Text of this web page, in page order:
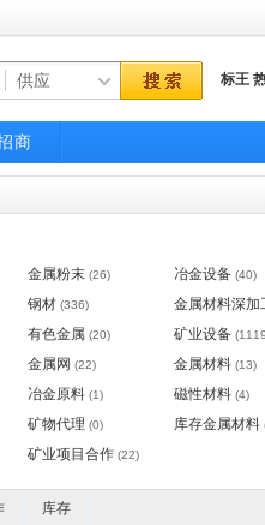
标王
商
金属粉末 (26) 冶金设备 (40)
钢材 (336) 金属材料深加
有色金属 (20) 矿业设备
金属网 (22) 金属材料 (13)
冶金原料 (1) 磁性材料 (4)
矿物代理 (0) 库存金属材料
矿业项目合作 (22)
库存